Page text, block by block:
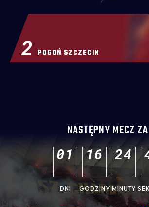
POGOŃ SZCZECIN
2
NASTĘPNY MECZ
01
DNI
16
GODZINY
24
MINUTY